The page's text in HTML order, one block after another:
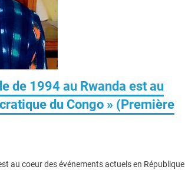
de 1994 au Rwanda est au
du Congo » (Première
au coeur des événements actuels en République